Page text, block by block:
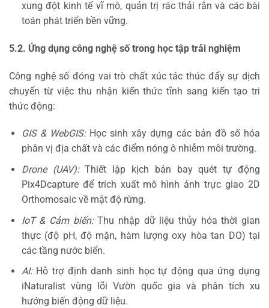
xung đột kinh tế vĩ mô, quản trị rác thải rắn và các bài
toán phát triển bền vững.
5.2. Ứng dụng công nghệ số trong học tập trải nghiệm
Công nghệ số đóng vai trò chất xúc tác thúc đẩy sự dịch
chuyển từ việc thu nhận kiến thức tĩnh sang kiến tạo tri
thức động:
GIS & WebGIS:Học sinh xây dựng các bản đồ số hóa
phân vị địa chất và các điểm nóng ô nhiễm môi trường.
Drone (UAV):Thiết lập kịch bản bay quét tự động
Pix4Dcapture để trích xuất mô hình ảnh trực giao 2D
Orthomosaic về mật độ rừng.
IoT & Cảm biến:Thu nhập dữ liệu thủy hóa thời gian
thực (độ pH, độ mặn, hàm lượng oxy hòa tan DO) tại
các tầng nước biển.
AI:Hỗ trợ định danh sinh học tự động qua ứng dụng
iNaturalist vùng lõi Vườn quốc gia và phân tích xu
hướng biến động dữ liệu.